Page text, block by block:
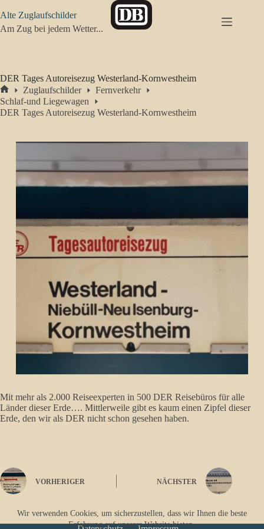
Inhalt
springen
Wir verwenden Cookies, um sicherzustellen, dass wir Ihnen die beste
Erfahrung auf unserer Website bieten.
Alte Zuglaufschilder
Am Zug bei jedem Wetter...
DER Tages Autoreisezug Westerland-Kornwestheim
Start
Zuglaufschilder
Fernverkehr
Schlaf-und Liegewagen
DER Tages Autoreisezug Westerland-Kornwestheim
Mit mehr als 2.000 Reiseexperten in 500 DER Reisebüros für alle
Länder dieser Erde…. Mittlerweile gibt es kaum einen Zipfel dieser
Erde, den wir als DER nicht schon gesehen haben.
VORHERIGER NÄCHSTER